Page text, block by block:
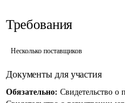
Требования
Несколько поставщиков
Документы для участия
Обязательно: Свидетельство о